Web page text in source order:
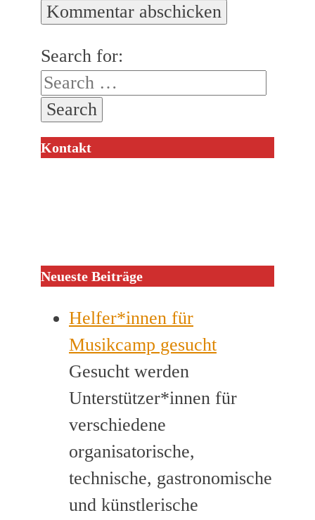
Search for:
Kontakt
Neueste Beiträge
Helfer*innen für
Musikcamp gesucht
Gesucht werden
Unterstützer*innen für
verschiedene
organisatorische,
technische, gastronomische
und künstlerische